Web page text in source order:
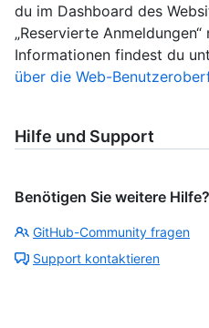
du im Dashboard des
„Reservierte
Informationen findest du
über die Web-
Hilfe und Support
Benötigen Sie weitere Hilfe?
GitHub-Community fragen
Support kontaktieren